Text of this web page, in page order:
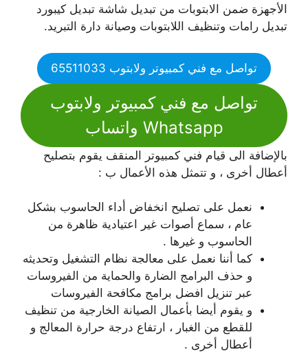
الأجهزة ضمن الابتوبات من تبديل شاشة تبديل كيبورد
تبديل رامات وتنظيف اللابتوبات وصيانة دارة التبريد.
تواصل مع فني كمبيوتر ولابتوب 65511033
تواصل مع فني كمبيوتر ولابتوب
Whatsapp واتساب
بالإضافة الى قيام فني كمبيوتر المنقف يقوم بتصليح
أعطال أخرى ، و تتمثل هذه الأعمال ب :
نعمل على تصليح انخفاض أداء الحاسوب بشكل
عام ، سماع أصوات غير اعتيادية ظاهرة من
الحاسوب و غيرها .
كما أننا نعمل على معالجة نظام التشغيل وتحديثه
و حذف البرامج الضارة والحماية من الفيروسات
عبر تنزيل افضل برامج مكافحة الفيروسات
و يقوم أيضا بأعمال الصيانة الخارجية من تنظيف
للقطع من الغبار ، ارتفاع درجة حرارة المعالج و
أعطال أخرى .